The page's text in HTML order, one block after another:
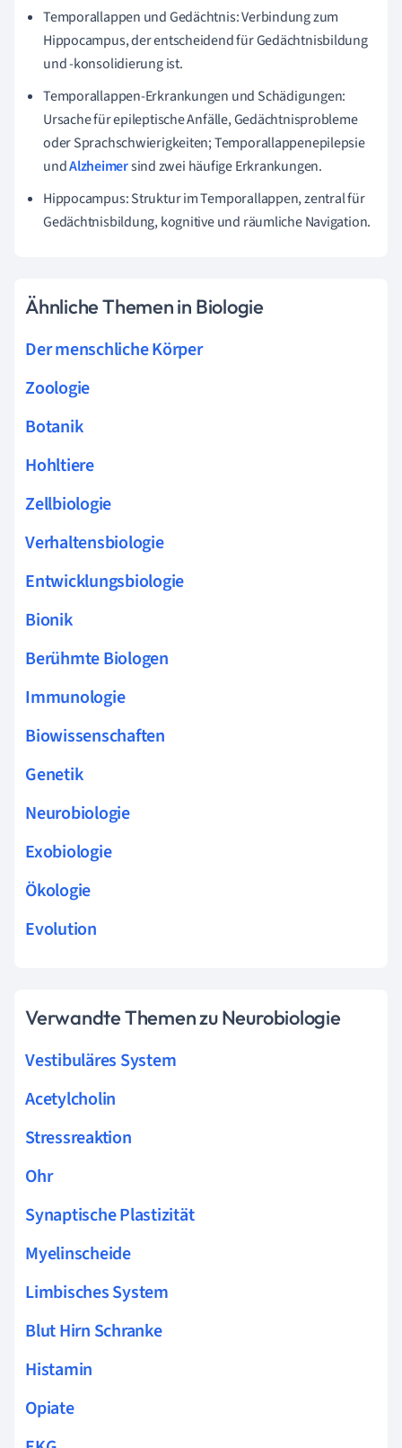
Temporallappen und Gedächtnis: Verbindung zum
Hippocampus, der entscheidend für Gedächtnisbildung
und -konsolidierung ist.
Temporallappen-Erkrankungen und Schädigungen:
Ursache für epileptische Anfälle, Gedächtnisprobleme
oder Sprachschwierigkeiten; Temporallappenepilepsie
undAlzheimersind zwei häufige Erkrankungen.
Hippocampus: Struktur im Temporallappen, zentral für
Gedächtnisbildung, kognitive und räumliche Navigation.
Ähnliche Themen in Biologie
Der menschliche Körper
Zoologie
Botanik
Hohltiere
Zellbiologie
Verhaltensbiologie
Entwicklungsbiologie
Bionik
Berühmte Biologen
Immunologie
Biowissenschaften
Genetik
Neurobiologie
Exobiologie
Ökologie
Evolution
Verwandte Themen zu Neurobiologie
Vestibuläres System
Acetylcholin
Stressreaktion
Ohr
Synaptische Plastizität
Myelinscheide
Limbisches System
Blut Hirn Schranke
Histamin
Opiate